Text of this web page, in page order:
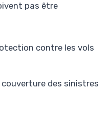
pas être
contre les vols
couverture des sinistres